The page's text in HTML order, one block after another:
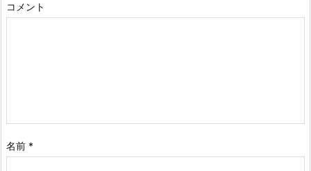
コメント
名前 *